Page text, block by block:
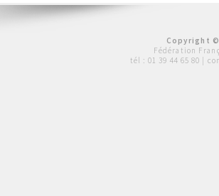
Copyright
Fédération
tél : 01 39 44 65 80 |